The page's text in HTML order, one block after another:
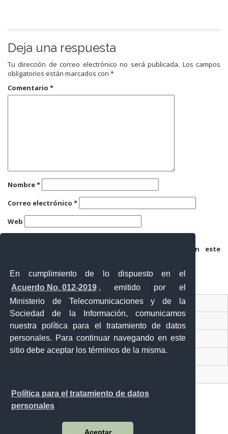
En cumplimiento de lo dispuesto en el
Acuerdo No. 012-2019 , emitido por el
Ministerio de Telecomunicaciones y de la
Sociedad de la Información, comunicamos
nuestra política para el tratamiento de datos
personales. Para continuar navegando en este
sitio debe aceptar los términos de la misma.
Política para el tratamiento de datos
personales
Aceptar
Deja una respuesta
Tu dirección de correo electrónico no será publicada. Los campos
obligatorios están marcados con *
Comentario *
Nombre*
Correo electrónico *
Web
Guarda mi nombre, correo electrónico y web en este
Ventanilla Única Virtual
Ventanilla Única de Comercio Exterior
Gobierno Abierto
Malecón y Aguirre